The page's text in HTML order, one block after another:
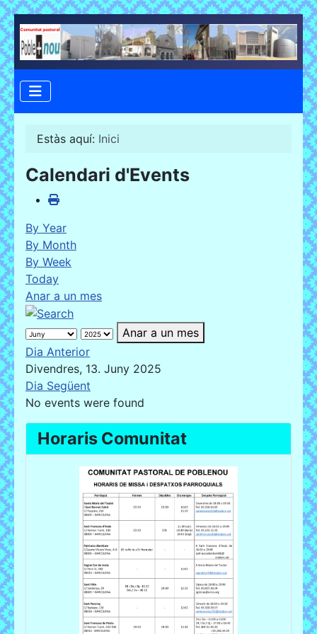
Estàs aquí: Inici
Calendari d'Events
By Year
By Month
By Week
Today
Anar a un mes
Anar a un mes
Dia Anterior
Divendres, 13. Juny 2025
Dia Següent
No events were found
Horaris Comunitat